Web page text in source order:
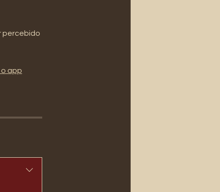
percebido
app